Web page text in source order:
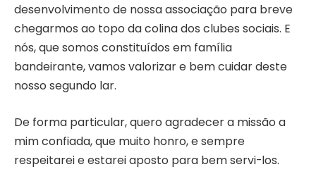
desenvolvimento de nossa associação para breve
chegarmos ao topo da colina dos clubes sociais. E
nós, que somos constituídos em família
bandeirante, vamos valorizar e bem cuidar deste
nosso segundo lar.
De forma particular, quero agradecer a missão a
mim confiada, que muito honro, e sempre
respeitarei e estarei aposto para bem servi-los.